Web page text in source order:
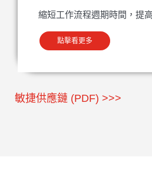
縮短工作流程週期時間，提
點擊看更多
敏捷供應鏈 (PDF) >>>